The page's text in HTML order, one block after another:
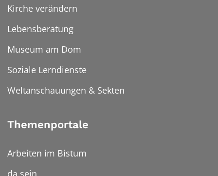
Kirche verändern
Lebensberatung
Museum am Dom
Soziale Lerndienste
Weltanschauungen & Sekten
Themenportale
Arbeiten im Bistum